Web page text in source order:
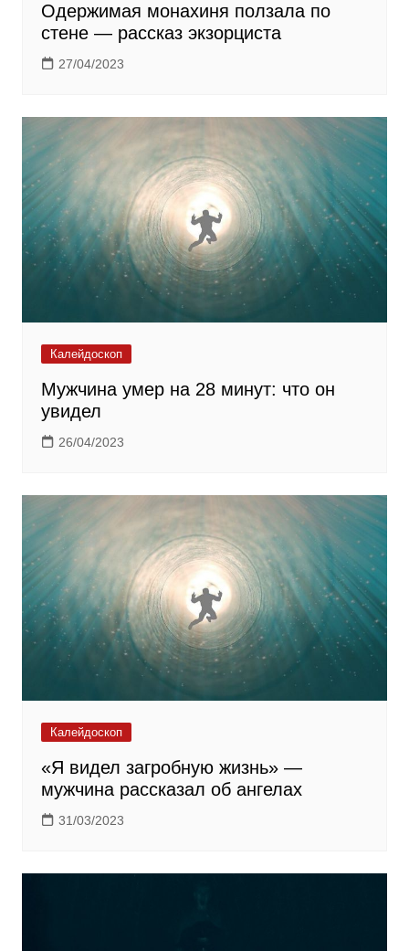
Одержимая монахиня ползала по
стене — рассказ экзорциста
27/04/2023
Калейдоскоп
Мужчина умер на 28 минут: что он
увидел
26/04/2023
Калейдоскоп
«Я видел загробную жизнь» —
мужчина рассказал об ангелах
31/03/2023